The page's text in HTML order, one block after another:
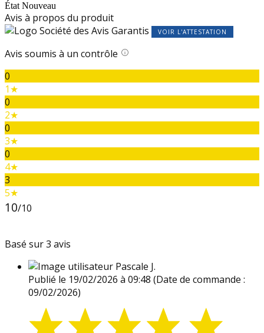
État Nouveau
Avis à propos du produit
VOIR L'ATTESTATION
Avis soumis à un contrôle
0
1★
0
2★
0
3★
0
4★
3
5★
10/10
Basé sur 3 avis
Pascale J.
Publié le 19/02/2026 à 09:48 (Date de commande :
09/02/2026)